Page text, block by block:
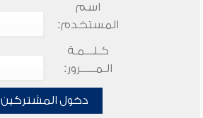
اسم
المستخدم:
كـلـــمـة
الـمـــــرور:
دخول المشتركين